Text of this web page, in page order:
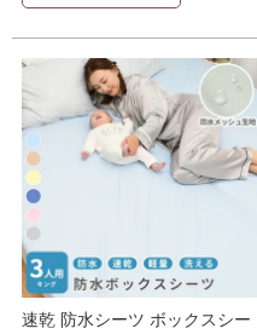
速乾 防水シーツ ボックスシー